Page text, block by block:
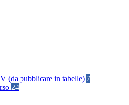
(da pubblicare in tabelle) 7
24